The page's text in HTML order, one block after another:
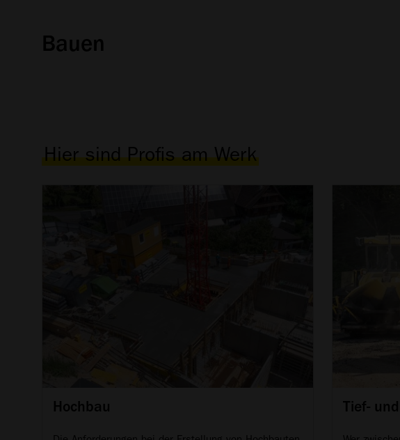
Bauen
Hier sind Profis am Werk
Hochbau Tief-